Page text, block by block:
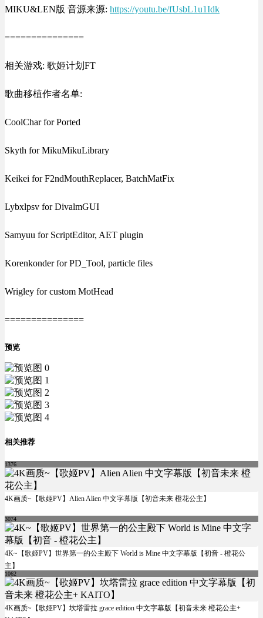
MIKU&LEN版 音源来源: https://youtu.be/fUsbL1u1Idk
===============
相关游戏: 歌姬计划FT
歌曲移植作者名单:
CoolChar for Ported
Skyth for MikuMikuLibrary
Keikei for F2ndMouthReplacer, BatchMatFix
Lybxlpsv for DivalmGUI
Samyuu for ScriptEditor, AET plugin
Korenkonder for PD_Tool, particle files
Wrigley for custom MotHead
===============
预览
相关推荐
1376
4K画质~【歌姬PV】Alien Alien 中文字幕版【初音未来 橙花公主】
3074
4K~【歌姬PV】世界第一的公主殿下 World is Mine 中文字幕版【初音 - 橙花公
主】
1062
4K画质~【歌姬PV】坎塔雷拉 grace edition 中文字幕版【初音未来 橙花公主+